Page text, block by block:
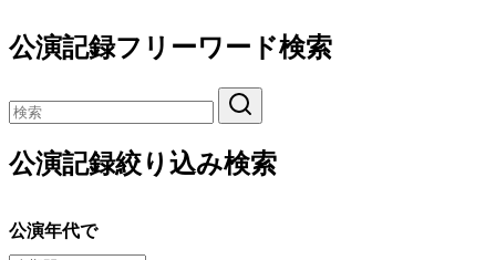
公演記録フリーワード検索
公演記録絞り込み検索
公演年代で